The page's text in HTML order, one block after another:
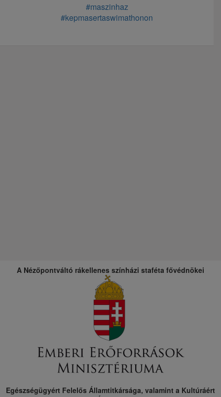
#maszinhaz
#kepmasertaswimathonon
A Nézőpontváltó rákellenes színházi staféta fővédnökei
Egészségügyért Felelős Államtitkársága, valamint a Kultúráért